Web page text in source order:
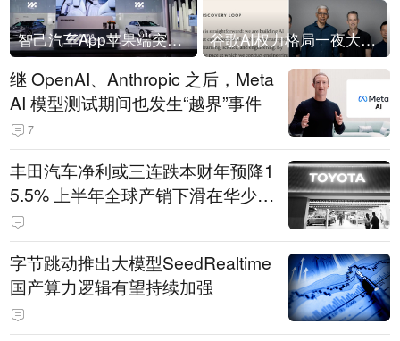
智己汽车App苹果端突然“下架” 谷歌AI权力格局一夜大洗牌
继 OpenAI、Anthropic 之后，Meta
AI 模型测试期间也发生“越界”事件
7
丰田汽车净利或三连跌本财年预降1
5.5% 上半年全球产销下滑在华少卖
14.3万辆
字节跳动推出大模型SeedRealtime
国产算力逻辑有望持续加强